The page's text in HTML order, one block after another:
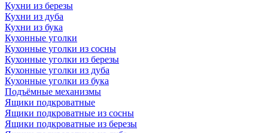
Кухни из березы
Кухни из дуба
Кухни из бука
Кухонные уголки
Кухонные уголки из сосны
Кухонные уголки из березы
Кухонные уголки из дуба
Кухонные уголки из бука
Подъёмные механизмы
Ящики подкроватные
Ящики подкроватные из сосны
Ящики подкроватные из березы